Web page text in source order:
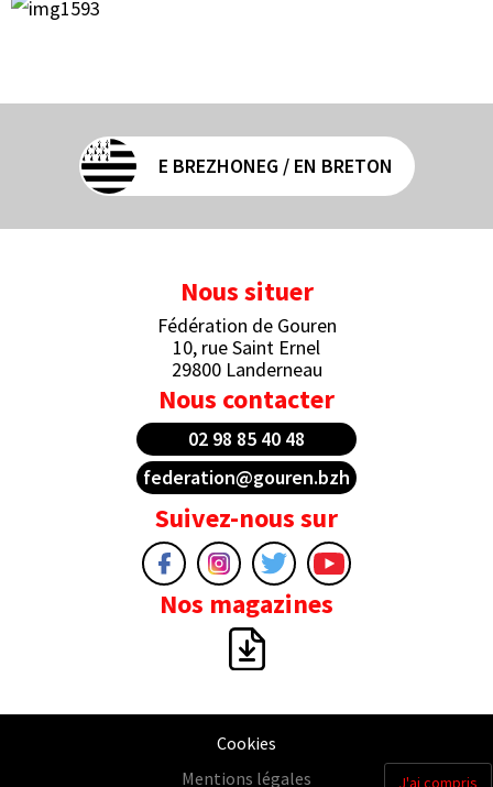
E BREZHONEG / EN BRETON
Nous situer
Fédération de Gouren
10, rue Saint Ernel
29800 Landerneau
Nous contacter
02 98 85 40 48
federation@gouren.bzh
Suivez-nous sur
Nos magazines
Cookies
Mentions légales
J'ai compris